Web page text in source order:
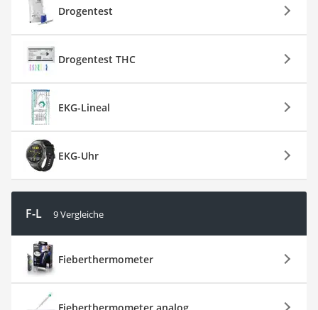
Drogentest
Drogentest THC
EKG-Lineal
EKG-Uhr
F-L 9 Vergleiche
Fieberthermometer